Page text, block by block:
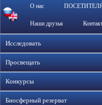
О нас
Наши друзья
Исследовать
Просвещать
Конкурсы
Биосферный резерват